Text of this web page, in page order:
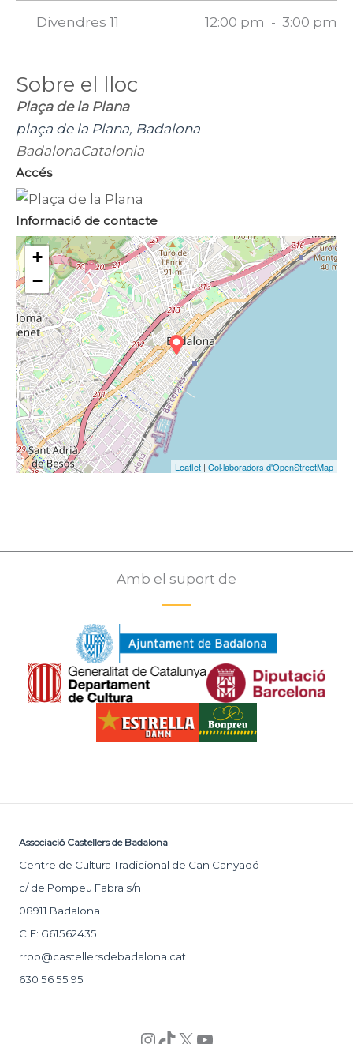
Divendres 11 12:00 pm - 3:00 pm
Sobre el lloc
Plaça de la Plana
plaça de la Plana, Badalona
BadalonaCatalonia
Accés
Informació de contacte
+
−
Leaflet | Col·laboradors d'OpenStreetMap
Amb el suport de
Associació Castellers de Badalona
Centre de Cultura Tradicional de Can Canyadó
c/ de Pompeu Fabra s/n
08911 Badalona
CIF: G61562435
rrpp@castellersdebadalona.cat
630 56 55 95
Instagram
TikTok
X YouTube